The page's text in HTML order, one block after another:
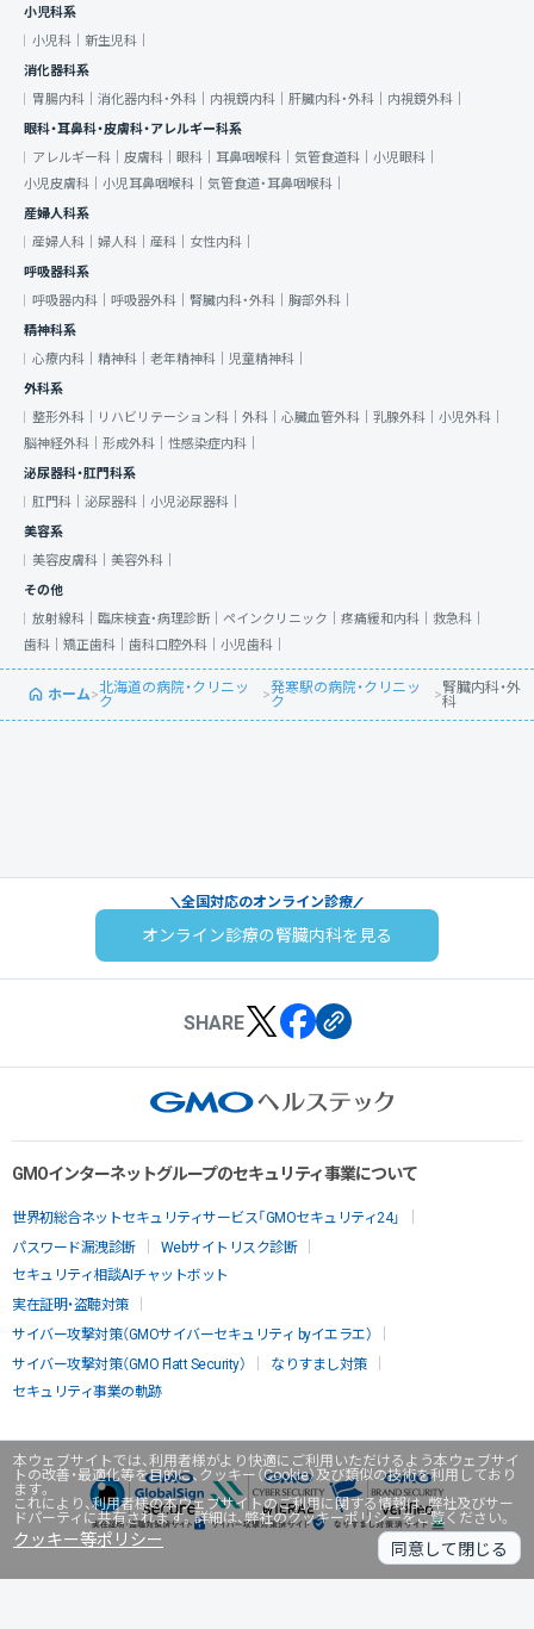
本ウェブサイトでは、利用者様がより快適にご利用いただけるよう本ウェブサイ
トの改善・最適化等を目的に、クッキー（Cookie）及び類似の技術を利用しており
ます。
これにより、利用者様の本ウェブサイトのご利用に関する情報は、弊社及びサー
ドパーティに共有されます。詳細は、弊社のクッキーポリシーをご覧ください。
クッキー等ポリシー 同意して閉じる
小児科系
小児科｜ 新生児科｜
消化器科系
胃腸内科｜ 消化器内科・外科｜ 内視鏡内科｜ 肝臓内科・外科｜ 内視鏡外科｜
眼科・耳鼻科・皮膚科・アレルギー科系
アレルギー科｜ 皮膚科｜ 眼科｜ 耳鼻咽喉科｜ 気管食道科｜ 小児眼科｜
小児皮膚科｜ 小児耳鼻咽喉科｜ 気管食道・耳鼻咽喉科｜
産婦人科系
産婦人科｜ 婦人科｜ 産科｜ 女性内科｜
呼吸器科系
呼吸器内科｜ 呼吸器外科｜ 腎臓内科・外科｜ 胸部外科｜
精神科系
心療内科｜ 精神科｜ 老年精神科｜ 児童精神科｜
外科系
整形外科｜
リハビリテーション科｜ 外科｜ 心臓血管外科｜ 乳腺外科｜ 小児外科｜
脳神経外科｜ 形成外科｜ 性感染症内科｜
泌尿器科・肛門科系
肛門科｜ 泌尿器科｜ 小児泌尿器科｜
美容系
美容皮膚科｜ 美容外科｜
その他
放射線科｜ 臨床検査・病理診断｜ ペインクリニック｜ 疼痛緩和内科｜ 救急科｜
歯科｜ 矯正歯科｜ 歯科口腔外科｜ 小児歯科｜
ホーム>北海道の病院・クリニッ
ク
>発寒駅の病院・クリニッ
ク
>腎臓内科・外
科
全国対応のオンライン診療
オンライン診療の腎臓内科を見る
SHARE
GMOインターネットグループのセキュリティ事業について
世界初総合ネットセキュリティサービス「GMOセキュリティ24」
パスワード漏洩診断
Webサイトリスク診断
セキュリティ相談AIチャットボット
実在証明・盗聴対策
サイバー攻撃対策（GMOサイバーセキュリティ byイエラエ）
サイバー攻撃対策（GMO Flatt Security）
なりすまし対策
セキュリティ事業の軌跡